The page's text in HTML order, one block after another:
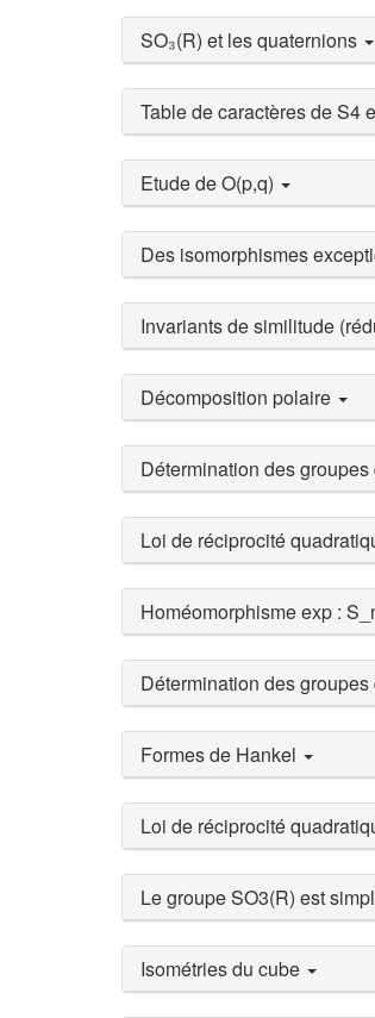
SO₃(R) et les quaternions
Table de caractères de S4
Etude de O(p,q)
Des isomorphismes
Invariants de similitude
Décomposition polaire
Détermination des
Loi de réciprocité
Homéomorphisme exp :
Détermination des
Formes de Hankel
Loi de réciprocité
Le groupe SO3(R) est
Isométries du cube